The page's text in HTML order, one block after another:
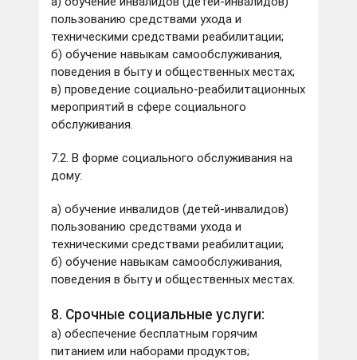
пользованию средствами ухода и
техническими средствами реабилитации;
б) обучение навыкам самообслуживания,
поведения в быту и общественных местах;
в) проведение социально-реабилитационных
мероприятий в сфере социального
обслуживания.
7.2. В форме социального обслуживания на
дому:
а) обучение инвалидов (детей-инвалидов)
пользованию средствами ухода и
техническими средствами реабилитации;
б) обучение навыкам самообслуживания,
поведения в быту и общественных местах.
8. Срочные социальные услуги:
а) обеспечение бесплатным горячим
питанием или наборами продуктов;